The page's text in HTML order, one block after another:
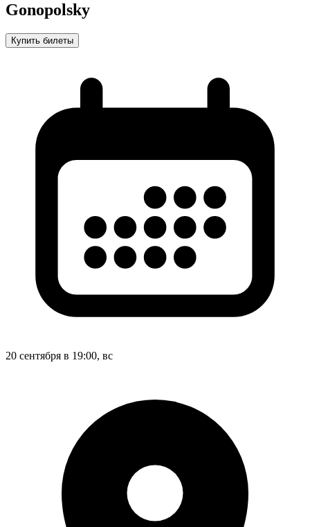
Gonopolsky
Купить билеты
20 сентября в 19:00, вс